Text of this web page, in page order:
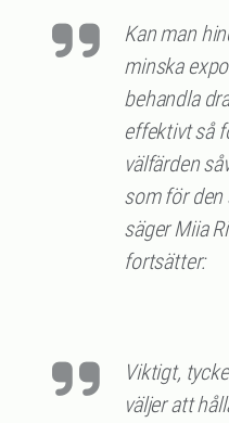
Kan man
minska
behandla
effektivt så
välfärden
som för den
säger Miia
fortsätter:
Viktigt,
väljer att